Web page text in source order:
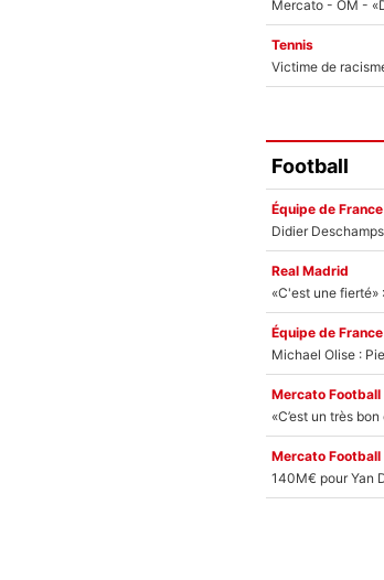
Tennis
Football
Équipe de France
Real Madrid
Équipe de France
Mercato Football
Mercato Football